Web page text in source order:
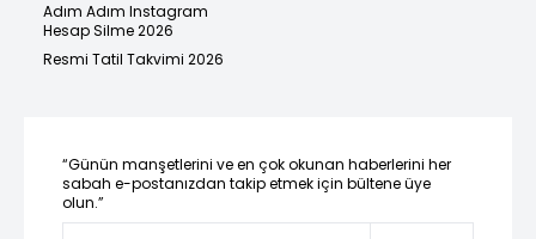
Adım Adım Instagram
Hesap Silme 2026
Resmi Tatil Takvimi 2026
“Günün manşetlerini ve en çok okunan haberlerini her
sabah e-postanızdan takip etmek için bültene üye
olun.”